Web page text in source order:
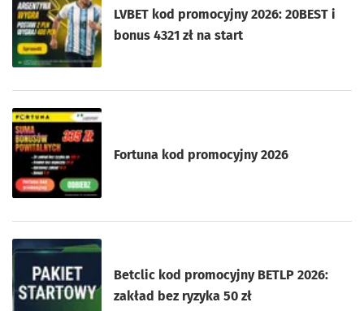
LVBET kod promocyjny 2026: 20BEST i
bonus 4321 zł na start
Fortuna kod promocyjny 2026
Betclic kod promocyjny BETLP 2026:
zakład bez ryzyka 50 zł